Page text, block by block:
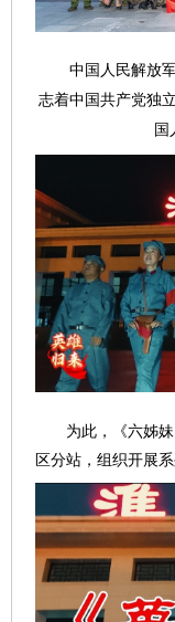
中国人民解放
志着中国共产党独
国
为此，《六姊
区分站，组织开展